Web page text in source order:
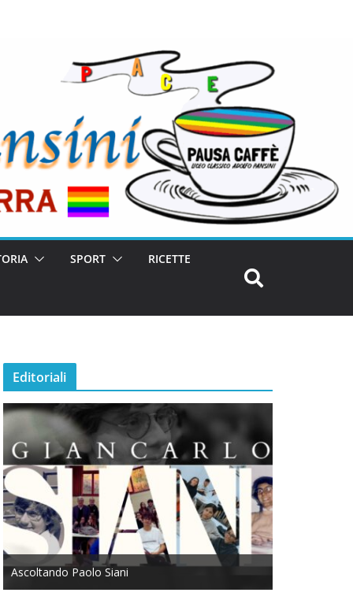
SPORT RICETTE
Editoriali
Ascoltando Paolo Siani